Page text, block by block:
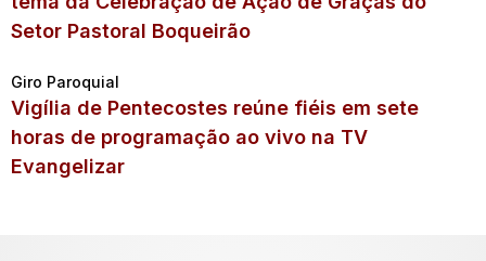
Setor Pastoral Boqueirão
Giro Paroquial
Vigília de Pentecostes reúne fiéis em sete
horas de programação ao vivo na TV
Evangelizar